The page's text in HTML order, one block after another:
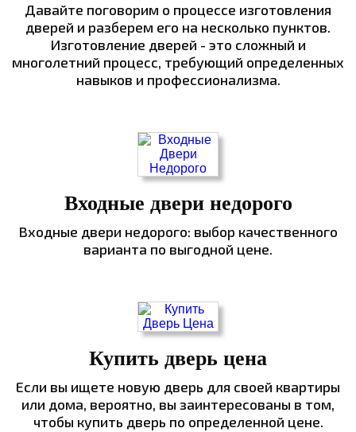
Давайте поговорим о процессе изготовления
дверей и разберем его на несколько пунктов.
Изготовление дверей - это сложный и
многолетний процесс, требующий определенных
навыков и профессионализма.
Входные двери недорого
Входные двери недорого: выбор качественного
варианта по выгодной цене.
Купить дверь цена
Если вы ищете новую дверь для своей квартиры
или дома, вероятно, вы заинтересованы в том,
чтобы купить дверь по определенной цене.